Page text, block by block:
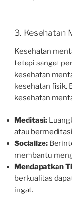
3. Kesehatan
Kesehatan
tetapi sangat
kesehatan
kesehatan fisik.
kesehatan
Meditasi:
atau
Socialize:
membantu
Mendapatkan
berkualitas
ingat.